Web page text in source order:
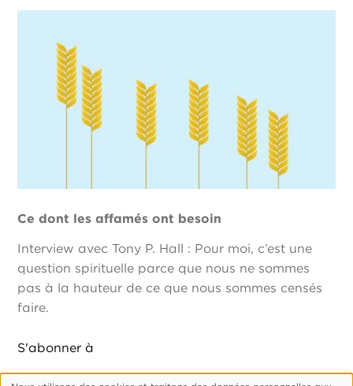
Ce dont les affamés ont besoin
Interview avec Tony P. Hall : Pour moi, c’est une
question spirituelle parce que nous ne sommes
pas à la hauteur de ce que nous sommes censés
faire.
S'abonner à